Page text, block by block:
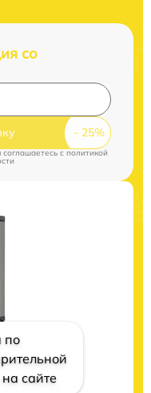
со
соглашаетесь cполитикой
по
сайте